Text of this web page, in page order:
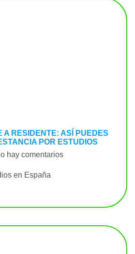
A RESIDENTE: ASÍ PUEDES
POR ESTUDIOS
hay comentarios
en España